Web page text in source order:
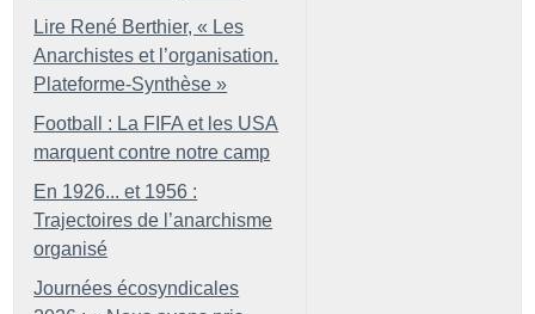
Lire René Berthier, « Les
Anarchistes et l’organisation.
Plateforme-Synthèse »
Football : La FIFA et les USA
marquent contre notre camp
En 1926... et 1956 :
Trajectoires de l’anarchisme
organisé
Journées écosyndicales